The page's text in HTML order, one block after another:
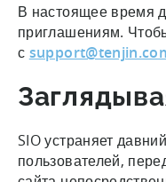
В настоящее время
приглашениям.
с
SIO устраняет
пользователей,